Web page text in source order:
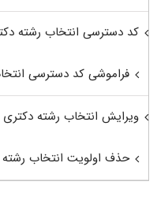
کد دسترسی انتخاب رشته
فراموشی کد دسترسی
ویرایش انتخاب رشته دکتری
حذف اولویت انتخاب